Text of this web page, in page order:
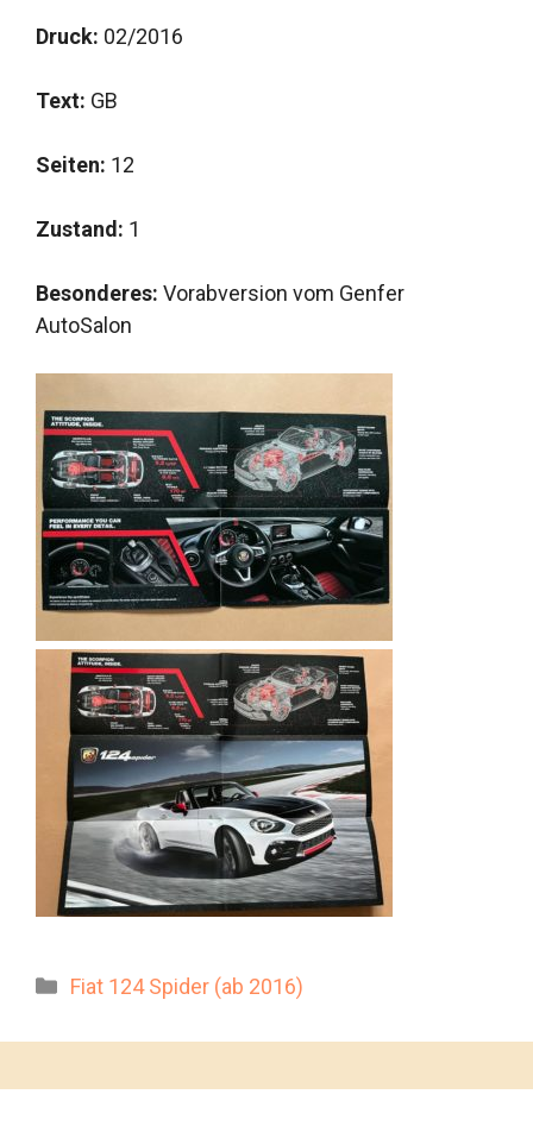
Druck: 02/2016
Text: GB
Seiten: 12
Zustand: 1
Besonderes: Vorabversion vom Genfer
AutoSalon
Kategorien
Fiat 124 Spider (ab 2016)